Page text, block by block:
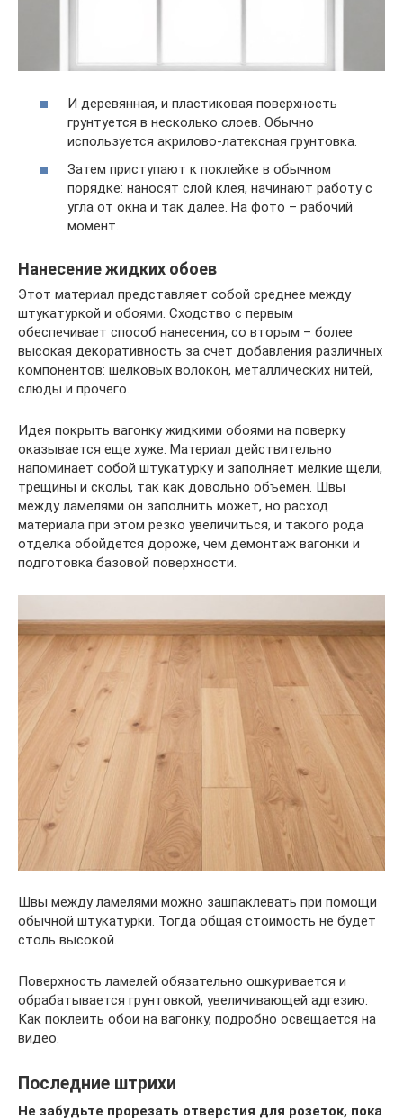
И деревянная, и пластиковая поверхность
грунтуется в несколько слоев. Обычно
используется акрилово-латексная грунтовка.
Затем приступают к поклейке в обычном
порядке: наносят слой клея, начинают работу с
угла от окна и так далее. На фото – рабочий
момент.
Нанесение жидких обоев
Этот материал представляет собой среднее между
штукатуркой и обоями. Сходство с первым
обеспечивает способ нанесения, со вторым – более
высокая декоративность за счет добавления различных
компонентов: шелковых волокон, металлических нитей,
слюды и прочего.
Идея покрыть вагонку жидкими обоями на поверку
оказывается еще хуже. Материал действительно
напоминает собой штукатурку и заполняет мелкие щели,
трещины и сколы, так как довольно объемен. Швы
между ламелями он заполнить может, но расход
материала при этом резко увеличиться, и такого рода
отделка обойдется дороже, чем демонтаж вагонки и
подготовка базовой поверхности.
Швы между ламелями можно зашпаклевать при помощи
обычной штукатурки. Тогда общая стоимость не будет
столь высокой.
Поверхность ламелей обязательно ошкуривается и
обрабатывается грунтовкой, увеличивающей адгезию.
Как поклеить обои на вагонку, подробно освещается на
видео.
Последние штрихи
Не забудьте прорезать отверстия для розеток, пока